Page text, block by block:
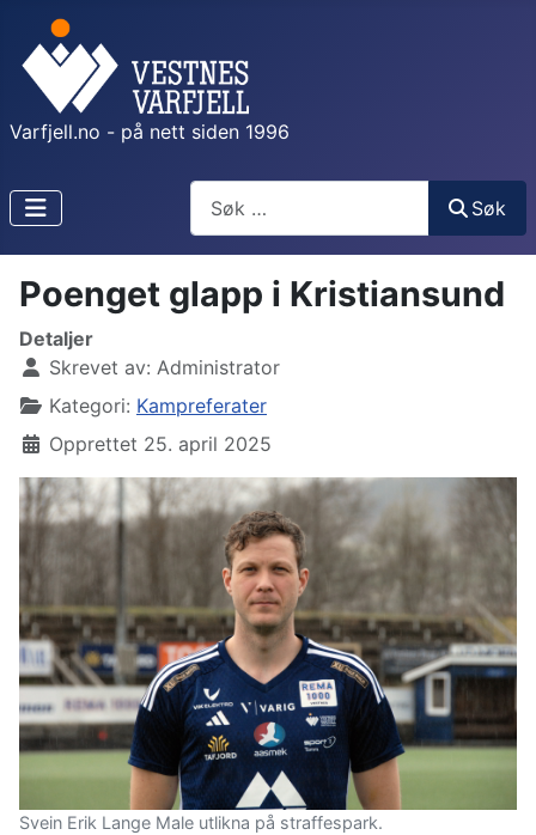
Varfjell.no - på nett siden 1996
Søk
Poenget glapp i Kristiansund
Detaljer
Skrevet av: Administrator
Kategori: Kampreferater
Opprettet 25. april 2025
Svein Erik Lange Male utlikna på straffespark.